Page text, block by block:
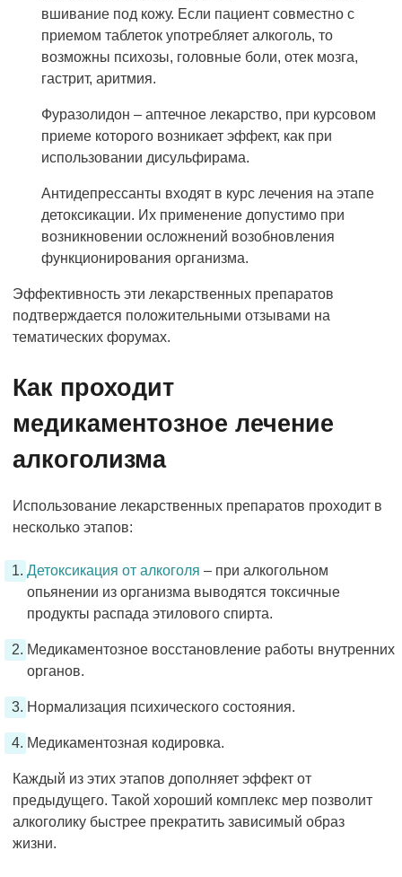
вшивание под кожу. Если пациент совместно с
приемом таблеток употребляет алкоголь, то
возможны психозы, головные боли, отек мозга,
гастрит, аритмия.
Фуразолидон – аптечное лекарство, при курсовом
приеме которого возникает эффект, как при
использовании дисульфирама.
Антидепрессанты входят в курс лечения на этапе
детоксикации. Их применение допустимо при
возникновении осложнений возобновления
функционирования организма.
Эффективность эти лекарственных препаратов
подтверждается положительными отзывами на
тематических форумах.
Как проходит
медикаментозное лечение
алкоголизма
Использование лекарственных препаратов проходит в
несколько этапов:
Детоксикация от алкоголя – при алкогольном
опьянении из организма выводятся токсичные
продукты распада этилового спирта.
Медикаментозное восстановление работы внутренних
органов.
Нормализация психического состояния.
Медикаментозная кодировка.
Каждый из этих этапов дополняет эффект от
предыдущего. Такой хороший комплекс мер позволит
алкоголику быстрее прекратить зависимый образ
жизни.